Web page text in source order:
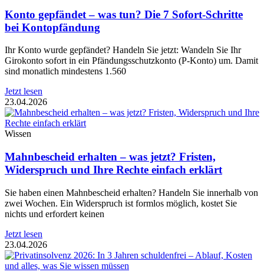
Konto gepfändet – was tun? Die 7 Sofort-Schritte
bei Kontopfändung
Ihr Konto wurde gepfändet? Handeln Sie jetzt: Wandeln Sie Ihr
Girokonto sofort in ein Pfändungsschutzkonto (P-Konto) um. Damit
sind monatlich mindestens 1.560
Jetzt lesen
23.04.2026
Wissen
Mahnbescheid erhalten – was jetzt? Fristen,
Widerspruch und Ihre Rechte einfach erklärt
Sie haben einen Mahnbescheid erhalten? Handeln Sie innerhalb von
zwei Wochen. Ein Widerspruch ist formlos möglich, kostet Sie
nichts und erfordert keinen
Jetzt lesen
23.04.2026